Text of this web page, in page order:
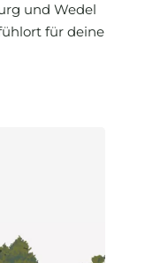
und Wedel
für deine